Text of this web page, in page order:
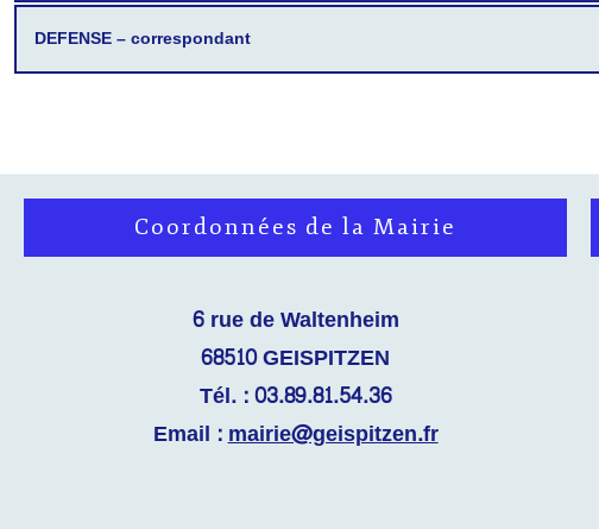
DEFENSE – correspondant
Coordonnées de la Mairie
6 rue de Waltenheim
68510 GEISPITZEN
Tél. : 03.89.81.54.36
Email :mairie@geispitzen.fr